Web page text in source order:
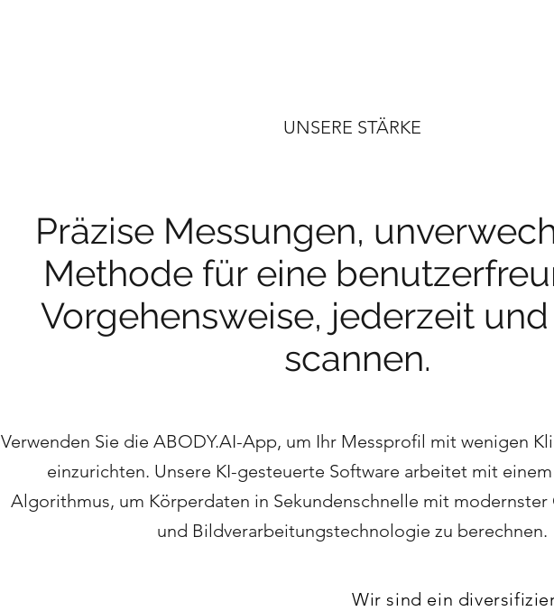
UNSERE STÄRKE
Präzise Messungen,
Methode für eine
Vorgehensweise, jederzeit
scannen.
Verwenden Sie die ABODY.AI-App, um Ihr Messprofil mit wenigen
einzurichten. Unsere KI-gesteuerte Software arbeitet mit
Algorithmus, um Körperdaten in Sekundenschnelle mit
und Bildverarbeitungstechnologie zu berechnen.
Wir sind ein